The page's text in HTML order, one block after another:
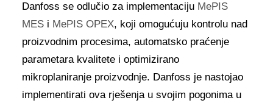
Danfoss se odlučio za implementaciju MePIS
MES i MePIS OPEX, koji omogućuju kontrolu nad
proizvodnim procesima, automatsko praćenje
parametara kvalitete i optimizirano
mikroplaniranje proizvodnje. Danfoss je nastojao
implementirati ova rješenja u svojim pogonima u